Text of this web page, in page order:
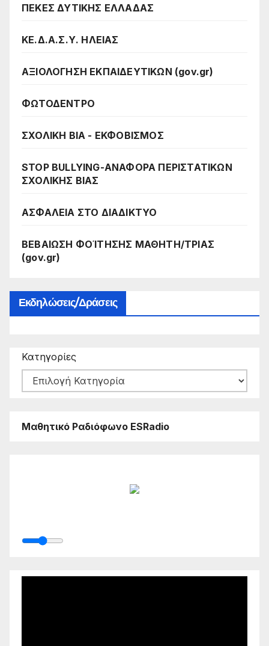
ΠΕΚΕΣ ΔΥΤΙΚΗΣ ΕΛΛΑΔΑΣ
ΚΕ.Δ.Α.Σ.Υ. ΗΛΕΙΑΣ
ΑΞΙΟΛΟΓΗΣΗ ΕΚΠΑΙΔΕΥΤΙΚΩΝ (gov.gr)
ΦΩΤΟΔΕΝΤΡΟ
ΣΧΟΛΙΚΗ ΒΙΑ - ΕΚΦΟΒΙΣΜΟΣ
STOP BULLYING-ΑΝΑΦΟΡΑ ΠΕΡΙΣΤΑΤΙΚΩΝ
ΣΧΟΛΙΚΗΣ ΒΙΑΣ
ΑΣΦΑΛΕΙΑ ΣΤΟ ΔΙΑΔΙΚΤΥΟ
ΒΕΒΑΙΩΣΗ ΦΟΊΤΗΣΗΣ ΜΑΘΗΤΗ/ΤΡΙΑΣ
(gov.gr)
Εκδηλώσεις/Δράσεις
Κατηγορίες
Μαθητικό Ραδιόφωνο ESRadio